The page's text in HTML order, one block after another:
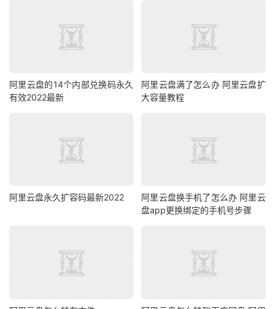
阿里云盘的14个内部兑换码永久
有效2022最新
阿里云盘满了怎么办 阿里云盘扩
大容量教程
阿里云盘永久扩容码最新2022
阿里云盘换手机了怎么办 阿里云
盘app更换绑定的手机号步骤